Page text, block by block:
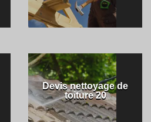
Devis nettoyage de
toiture 20